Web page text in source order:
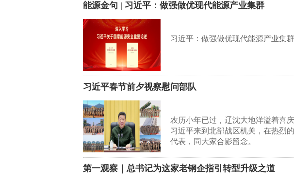
能源金句 | 习近平：做强做优现代能源产业集群
习近平：做强做优现代能源产业集群
习近平春节前夕视察慰问部队
农历小年已过，辽沈大地洋溢着喜
习近平来到北部战区机关，在热烈
代表，同大家合影留念。
第一观察｜总书记为这家老钢企指引转型升级之道